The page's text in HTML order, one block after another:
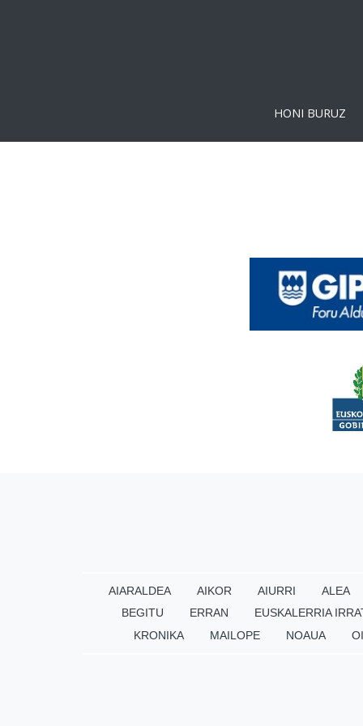
HONI BURUZ
AIARALDEA AIKOR AIURRI ALEA
BEGITU
ERRAN EUSKALERRIA
KRONIKA
MAILOPE NOAUA